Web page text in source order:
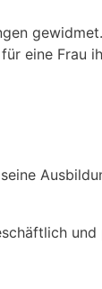
eine Frau
und